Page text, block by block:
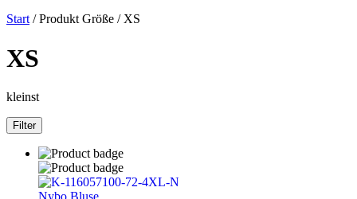
Start / Produkt Größe / XS
XS
kleinst
Filter